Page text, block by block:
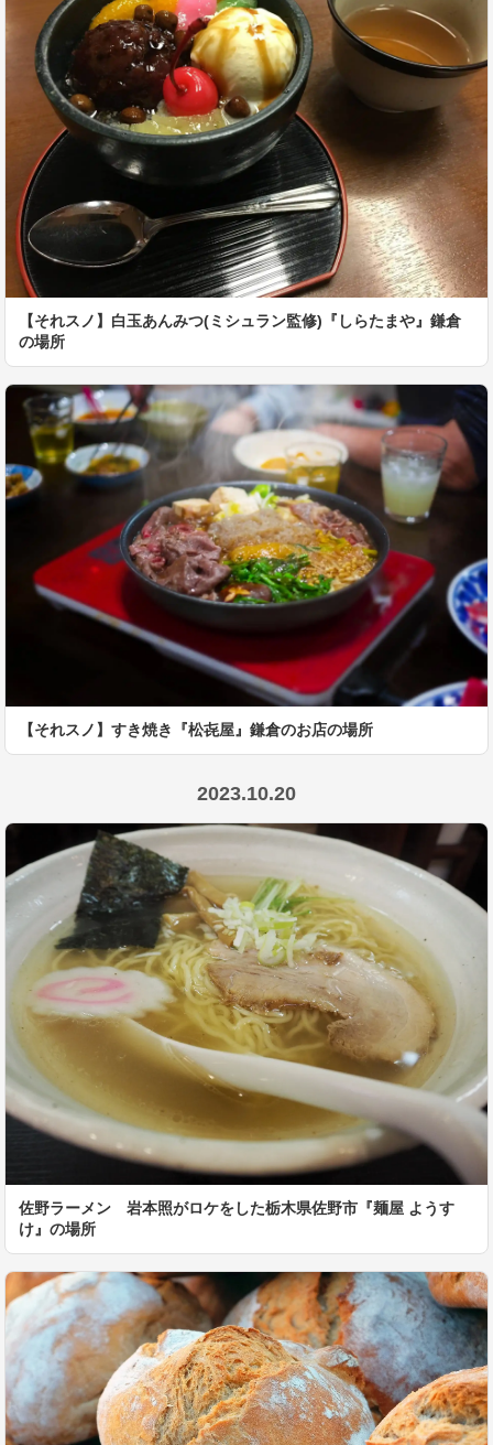
【それスノ】白玉あんみつ(ミシュラン監修)『しらたまや』鎌倉
の場所
【それスノ】すき焼き『松㐂屋』鎌倉のお店の場所
2023.10.20
佐野ラーメン 岩本照がロケをした栃木県佐野市『麺屋 ようす
け』の場所